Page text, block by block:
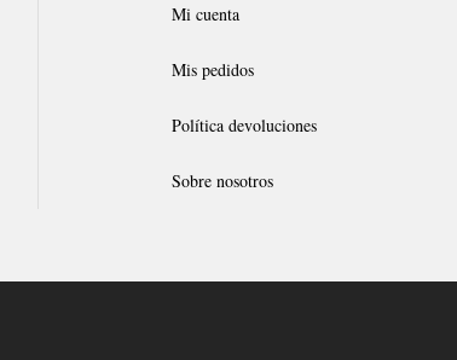
Mi cuenta
Mis pedidos
Política devoluciones
Sobre nosotros